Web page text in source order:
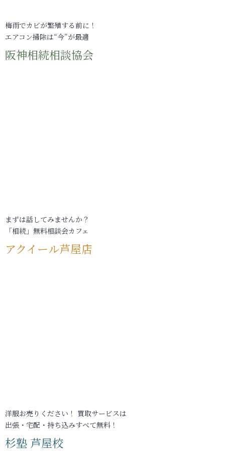
梅雨でカビが繁殖する前に！
エアコン掃除は“今”が最適
阪神相続相談協会
まずは話してみませんか？
「相続」無料相談会カフェ
アクイール芦屋店
洋服お売りください！ 買取サービスは
出張・宅配・持ち込みすべて無料！
杉塾 芦屋校